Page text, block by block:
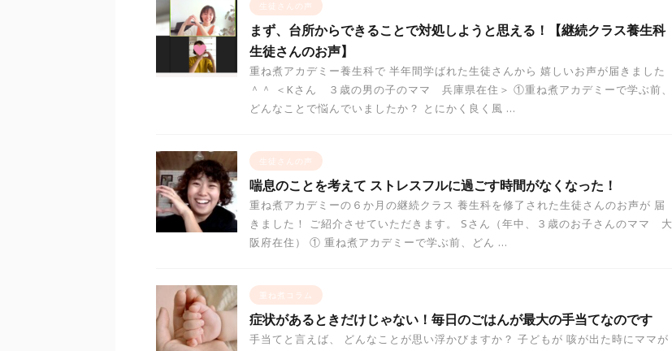
生徒さんの声
まず、台所からできることで対処しようと思える！【継続クラス養生科
生徒さんのお声】
重ね煮アカデミー養生科で 半年間学ばれた生徒さんから 嬉しいお声が届きました
＾＾ ＜Kさん ３歳の男の子のママ 兵庫県在住＞ ①重ね煮アカデミーで学ぶ前、
どんなことで悩んでいましたか？ とにかく良く風 ...
生徒さんの声
喘息のことを考えて ストレスフルに過ごす時間がなくなった！
重ね煮アカデミーの６か月の継続クラス 養生科を修了された生徒さんのお声が 届
きました！ ご紹介させていただきます。 Sさん（年中、３歳のお子さんのママ 大
阪府在住） ① 重ね煮アカデミーで学ぶ前、どん ...
重ね煮コラム
症状があるときだけじゃない！毎日のごはんが最大の手当てなのです
手当てと言えば、 どんなことが思い浮かびますか？ 子どもが 咳が出た時にママが